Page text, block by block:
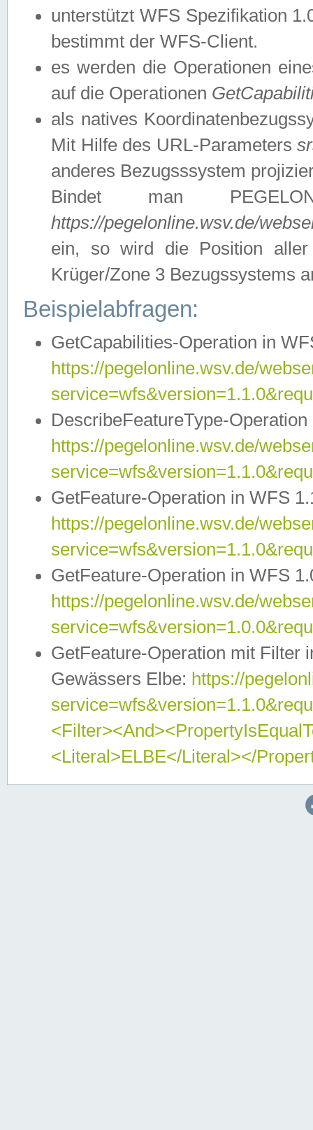
unterstützt WFS Spezifikation
bestimmt der WFS-Client.
es werden die Operationen
auf die Operationen
als natives
Mit Hilfe des URL-Parameters
anderes Bezugsssystem
Bindet man
https://pegelonline.wsv.de/
ein, so wird die Position
Krüger/Zone 3 Bezugssystems
Beispielabfragen:
GetCapabilities-Operation in
https://pegelonline.wsv.de/
DescribeFeatureType-
https://pegelonline.wsv.de/
GetFeature-Operation in WFS
https://pegelonline.wsv.de/
GetFeature-Operation in WFS
https://pegelonline.wsv.de/
GetFeature-Operation mit Filter
Gewässers Elbe: https://
<Literal>ELBE</Literal></